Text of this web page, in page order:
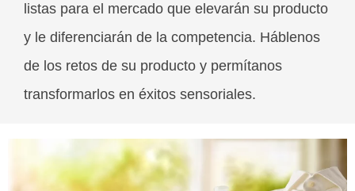
listas para el mercado que elevarán su producto
y le diferenciarán de la competencia. Háblenos
de los retos de su producto y permítanos
transformarlos en éxitos sensoriales.